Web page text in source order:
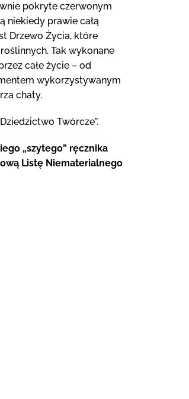
pokryte czerwonym
niekiedy prawie całą
Drzewo Życia, które
Tak wykonane
całe życie – od
wykorzystywanym
chaty.
Twórcze”.
„szytego” ręcznika
Listę Niematerialnego